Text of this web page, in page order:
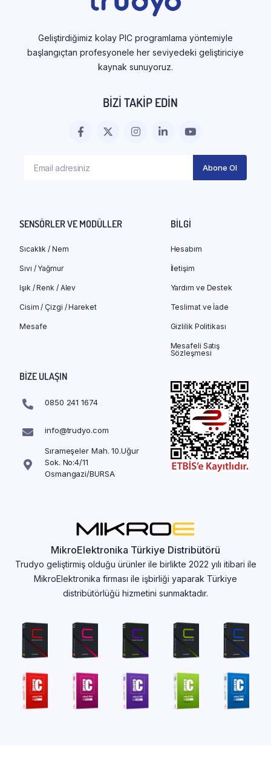
Geliştirdiğimiz kolay PIC programlama yöntemiyle
başlangıçtan profesyonele her seviyedeki geliştiriciye
kaynak sunuyoruz.
BIZI TAKIP EDIN
SENSÖRLER VE MODÜLLER
Sıcaklık / Nem
Sıvı / Yağmur
Işık / Renk / Alev
Cisim / Çizgi / Hareket
Mesafe
BILGI
Hesabım
İletişim
Yardım ve Destek
Teslimat ve İade
Gizlilik Politikası
Mesafeli Satış
Sözleşmesi
BIZE ULAŞIN
0850 241 1674
info@trudyo.com
Sırameşeler Mah. 10.Uğur
Sok. No:4/11
Osmangazi/BURSA
MikroElektronika Türkiye Distribütörü
Trudyo geliştirmiş olduğu ürünler ile birlikte 2022 yılı itibari ile
MikroElektronika firması ile işbirliği yaparak Türkiye
distribütörlüğü hizmetini sunmaktadır.